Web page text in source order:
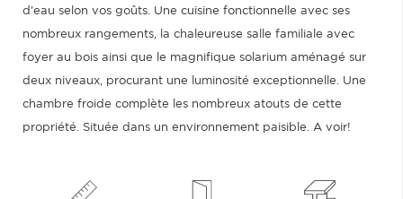
d'eau selon vos goûts. Une cuisine fonctionnelle avec ses
nombreux rangements, la chaleureuse salle familiale avec
foyer au bois ainsi que le magnifique solarium aménagé sur
deux niveaux, procurant une luminosité exceptionnelle. Une
chambre froide complète les nombreux atouts de cette
propriété. Située dans un environnement paisible. A voir!